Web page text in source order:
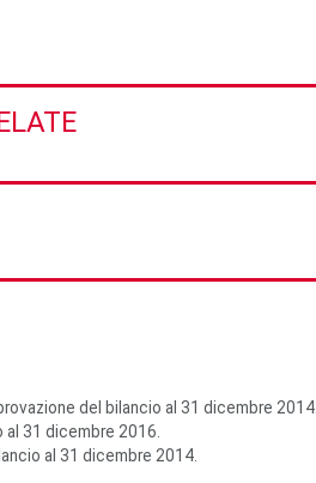
del bilancio al 31 dicembre 2014.
31 dicembre 2016.
al 31 dicembre 2014.